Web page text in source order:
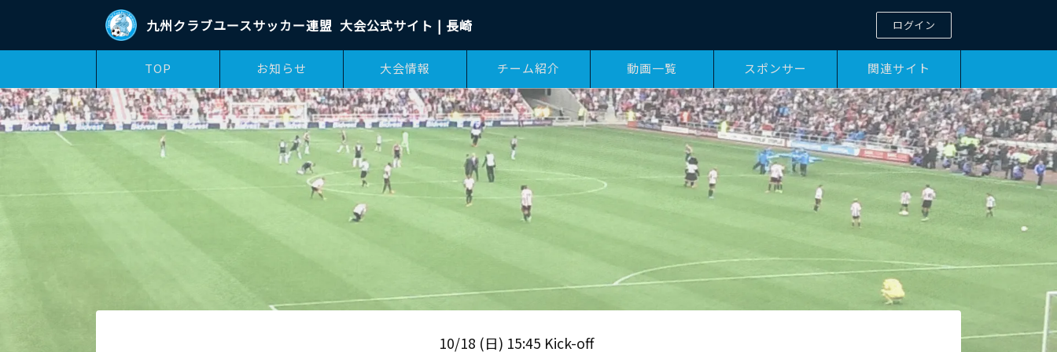
九州クラブユースサッカー連盟 大会公式サイト | 長崎 ログイン
TOP お知らせ 大会情報 チーム紹介 動画一覧 スポンサー 関連サイト
10/18 (日) 15:45 Kick-off